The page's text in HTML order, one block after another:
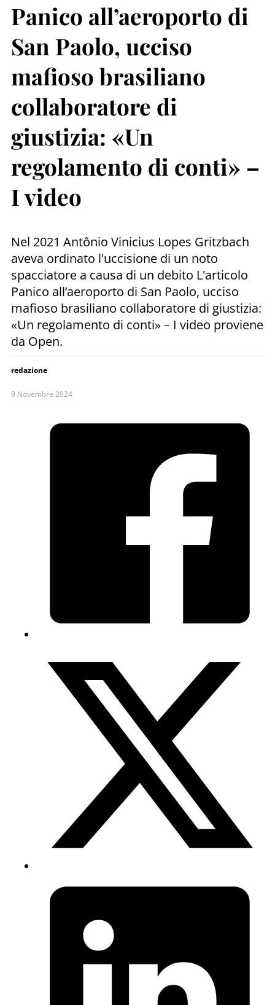
Panico all’aeroporto di
San Paolo, ucciso
mafioso brasiliano
collaboratore di
giustizia: «Un
regolamento di conti» –
I video
Nel 2021 Antônio Vinicius Lopes Gritzbach
aveva ordinato l'uccisione di un noto
spacciatore a causa di un debito L'articolo
Panico all’aeroporto di San Paolo, ucciso
mafioso brasiliano collaboratore di giustizia:
«Un regolamento di conti» – I video proviene
da Open.
redazione
9 Novembre 2024